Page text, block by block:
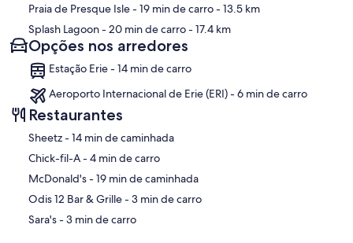
Praia de Presque Isle- 19 min de carro- 13.5 km
Splash Lagoon- 20 min de carro- 17.4 km
Opções nos arredores
Estação Erie - 14 min de carro
Aeroporto Internacional de Erie (ERI) - 6 min de carro
Restaurantes
‪Sheetz - ‬14 min de caminhada
‪Chick-fil-A - ‬4 min de carro
‪McDonald's - ‬19 min de caminhada
‪Odis 12 Bar & Grille - ‬3 min de carro
‪Sara's - ‬3 min de carro